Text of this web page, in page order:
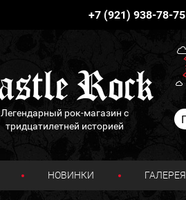
+7 (921) 938-78-75
Легендарный рок-магазин с
тридцатилетней историей
НОВИНКИ ГАЛЕРЕЯ